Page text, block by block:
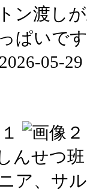
ン渡し
ぱいで
05-
んせつ
ア、サ